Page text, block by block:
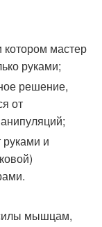
котором мастер
руками;
решение,
от
и
мышцам,